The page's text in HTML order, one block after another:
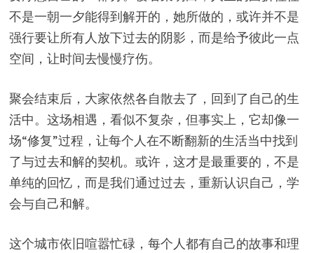
不是一朝一夕能得到解开的，她所做的，或许并不是
强行要让所有人放下过去的阴影，而是给予彼此一点
空间，让时间去慢慢疗伤。
聚会结束后，大家依然各自散去了，回到了自己的生
活中。这场相遇，看似不复杂，但事实上，它却像一
场“修复”过程，让每个人在不断翻新的生活当中找到
了与过去和解的契机。或许，这才是最重要的，不是
单纯的回忆，而是我们通过过去，重新认识自己，学
会与自己和解。
这个城市依旧喧嚣忙碌，每个人都有自己的故事和理